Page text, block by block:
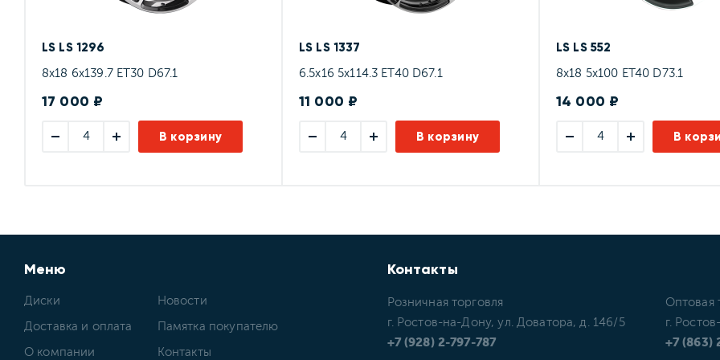
LS LS 1296
8x18 6x139.7 ET30 D67.1
17 000 ₽
В корзину
LS LS 1337
6.5x16 5x114.3 ET40 D67.1
11 000 ₽
В корзину
LS LS 552
8x18 5x100 ET40 D73.1
14 000 ₽
В
Меню
Диски
Доставка и оплата
О компании
Новости
Памятка покупателю
Контакты
Контакты
Розничная торговля
г. Ростов-на-Дону, ул. Доватора, д. 146/5
+7 (928) 2-797-787
Оптовая
г.
+7 (863)